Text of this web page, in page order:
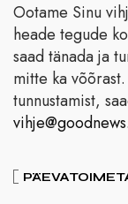
Ootame Sinu
heade tegude
saad tänada ja
mitte ka
tunnustamist,